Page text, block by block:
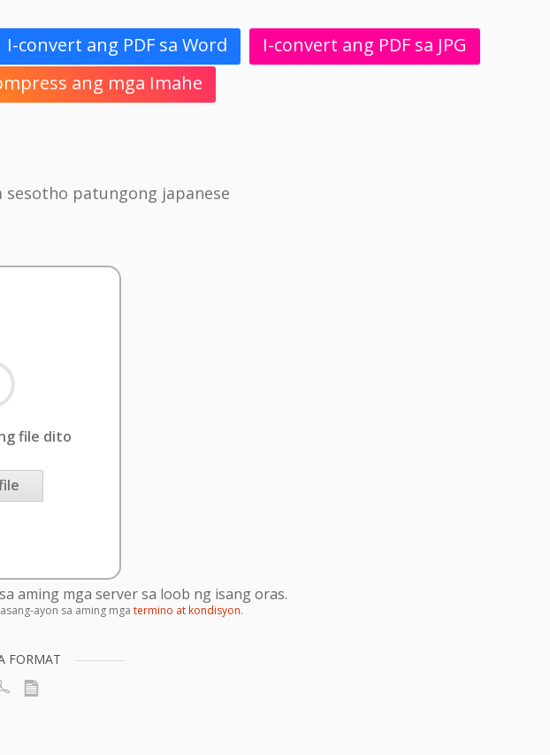
I-convert ang PDF sa Word
I-convert ang PDF sa JPG
ang mga Imahe
sesotho patungong japanese
file dito
aming mga server sa loob ng isang oras.
ayon sa aming mga termino at kondisyon.
FORMAT